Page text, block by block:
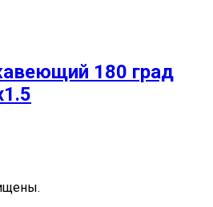
180 град